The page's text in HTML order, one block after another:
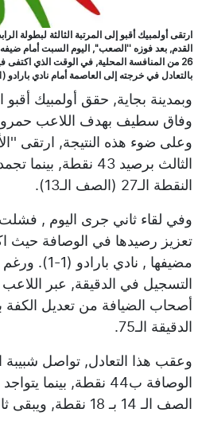
ارتقى أولمبيك أقبو إلى المرتبة الثالثة لبطولة
26 من المنافسة المحلية, في الوقت الذي
بالتعادل في خرجته إلى العاصمة أمام نادي بارادو (1-1).
وبمدينة بجاية, حقق أولمبيك
وعلى ضوء هذه النتيجة, ارتقى
الثالث برصيد 43
النقطة الـ27 (الصف الـ13).
وفي لقاء ثاني جرى اليوم ,
تعزيز رصيدها في الوصافة حيث
مضيفها , نادي
أصحاب الضيافة من تعديل
الدقيقة الـ75.
وعقب هذا التعادل, تواصل شبيبة
الوصافة ب44 نقطة,
الصف الـ 14 بـ 18 نقطة, ويبقى ثالث المهددين بالسقوط.